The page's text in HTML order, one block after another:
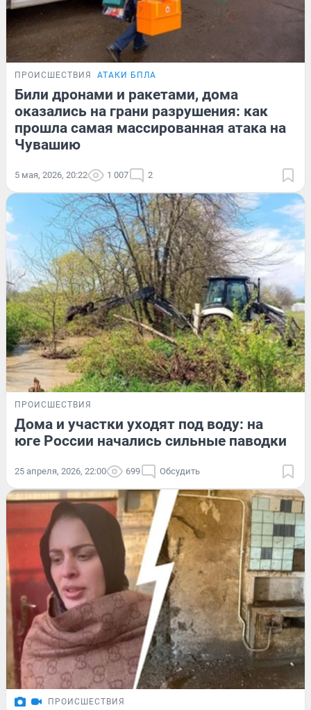
ПРОИСШЕСТВИЯ АТАКИ БПЛА
Били дронами и ракетами, дома
оказались на грани разрушения: как
прошла самая массированная атака на
Чувашию
5 мая, 2026, 20:22 1 007 2
ПРОИСШЕСТВИЯ
Дома и участки уходят под воду: на
юге России начались сильные паводки
25 апреля, 2026, 22:00 699 Обсудить
ПРОИСШЕСТВИЯ